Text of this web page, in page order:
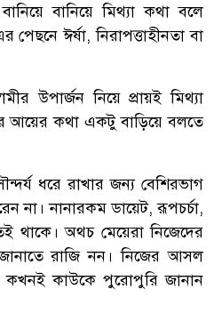
বানিয়ে মিথ্যা কথা বলে
পেছনে ঈর্ষা, নিরাপত্তাহীনতা বা
উপার্জন নিয়ে প্রায়ই মিথ্যা
আয়ের কথা একটু বাড়িয়ে বলতে
ধরে রাখার জন্য বেশিরভাগ
না। নানারকম ডায়েট, রূপচর্চা,
থাকে। অথচ মেয়েরা নিজেদের
রাজি নন। নিজের আসল
কখনই কাউকে পুরোপুরি জানান